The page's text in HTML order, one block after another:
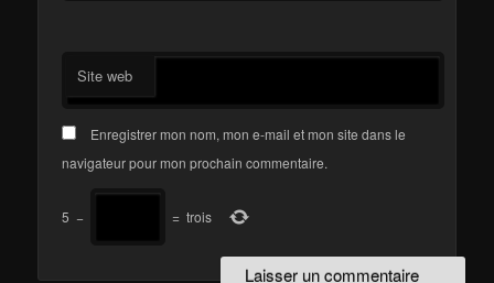
Site web
Enregistrer mon nom, mon e-mail et mon site dans le
navigateur pour mon prochain commentaire.
5 − = trois